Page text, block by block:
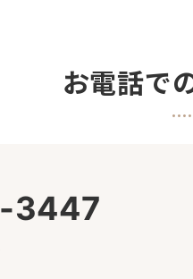
お電話で
3447